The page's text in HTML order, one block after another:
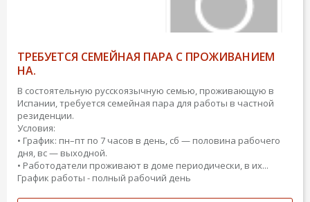
ТРЕБУЕТСЯ СЕМЕЙНАЯ ПАРА С ПРОЖИВАНИЕМ
НА.
В состоятельную русскоязычную семью, проживающую в
Испании, требуется семейная пара для работы в частной
резиденции.
Условия:
• График: пн–пт по 7 часов в день, сб — половина рабочего
дня, вс — выходной.
• Работодатели проживают в доме периодически, в их...
График работы - полный рабочий день